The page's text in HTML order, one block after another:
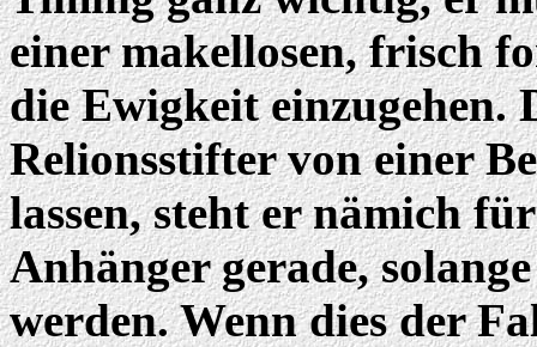
einer makellosen, frisch
die Ewigkeit einzugehen.
Relionsstifter von einer
lassen, steht er nämich
Anhänger gerade,
werden. Wenn dies der